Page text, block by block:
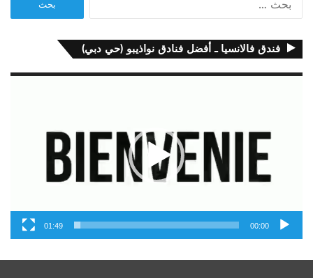
فندق فالانسيا ـ أفضل فنادق نواذيبو (حي دبي)
مشغل
00:00
01:49